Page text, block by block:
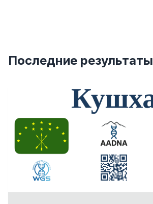
Последние результаты